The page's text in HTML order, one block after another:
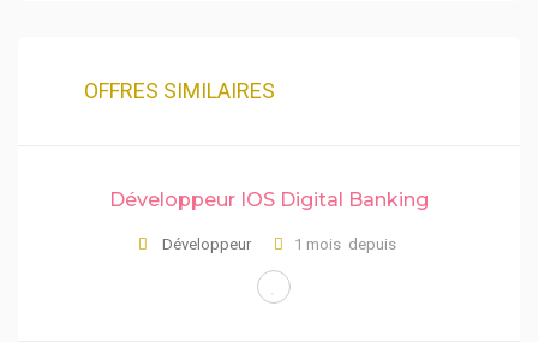
OFFRES SIMILAIRES
Développeur IOS Digital Banking
Développeur 1 mois depuis